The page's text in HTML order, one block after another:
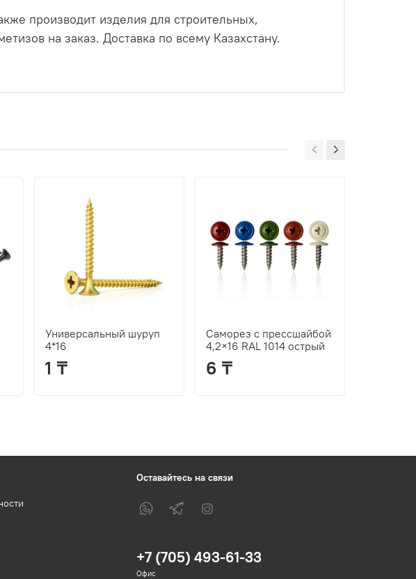
производит изделия для строительных,
на заказ. Доставка по всему Казахстану.
Универсальный шуруп
4*16
1 ₸
Саморез с прессшайбой
4,2×16 RAL 1014 острый
6 ₸
Оставайтесь на связи
+7 (705) 493-61-33
Офис